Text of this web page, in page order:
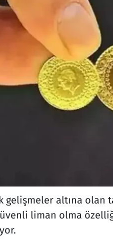
gelişmeler altına olan
liman olma